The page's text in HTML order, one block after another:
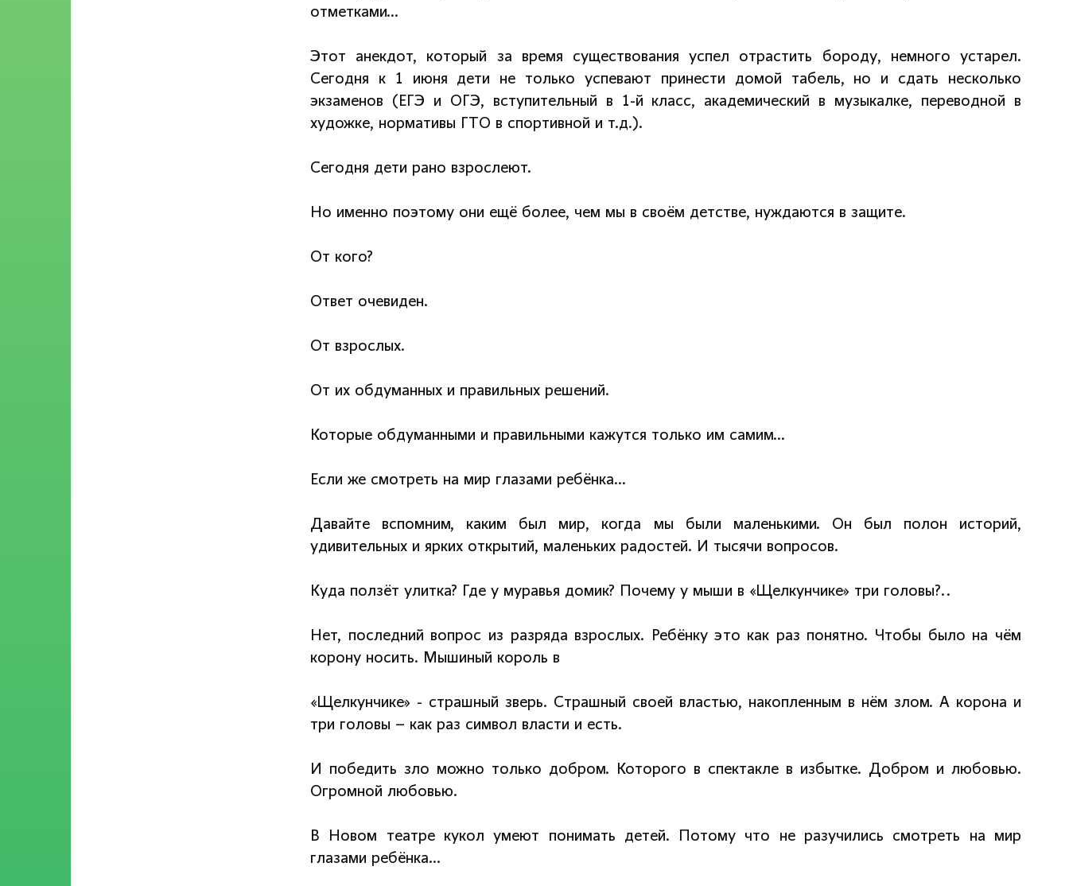
отметками…
Этот анекдот, который за время существования успел отрастить бороду, немного устарел.
Сегодня к 1 июня дети не только успевают принести домой табель, но и сдать несколько
экзаменов (ЕГЭ и ОГЭ, вступительный в 1-й класс, академический в музыкалке, переводной в
художке, нормативы ГТО в спортивной и т.д.).
Сегодня дети рано взрослеют.
Но именно поэтому они ещё более, чем мы в своём детстве, нуждаются в защите.
От кого?
Ответ очевиден.
От взрослых.
От их обдуманных и правильных решений.
Которые обдуманными и правильными кажутся только им самим…
Если же смотреть на мир глазами ребёнка…
Давайте вспомним, каким был мир, когда мы были маленькими. Он был полон историй,
удивительных и ярких открытий, маленьких радостей. И тысячи вопросов.
Куда ползёт улитка? Где у муравья домик? Почему у мыши в «Щелкунчике» три головы?..
Нет, последний вопрос из разряда взрослых. Ребёнку это как раз понятно. Чтобы было на чём
корону носить. Мышиный король в
«Щелкунчике» - страшный зверь. Страшный своей властью, накопленным в нём злом. А корона и
три головы – как раз символ власти и есть.
И победить зло можно только добром. Которого в спектакле в избытке. Добром и любовью.
Огромной любовью.
В Новом театре кукол умеют понимать детей. Потому что не разучились смотреть на мир
глазами ребёнка…